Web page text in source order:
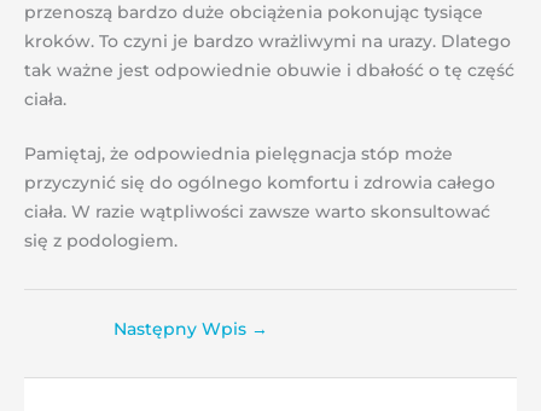
przenoszą bardzo duże obciążenia pokonując tysiące
kroków. To czyni je bardzo wrażliwymi na urazy. Dlatego
tak ważne jest odpowiednie obuwie i dbałość o tę część
ciała.
Pamiętaj, że odpowiednia pielęgnacja stóp może
przyczynić się do ogólnego komfortu i zdrowia całego
ciała. W razie wątpliwości zawsze warto skonsultować
się z podologiem.
Następny Wpis →